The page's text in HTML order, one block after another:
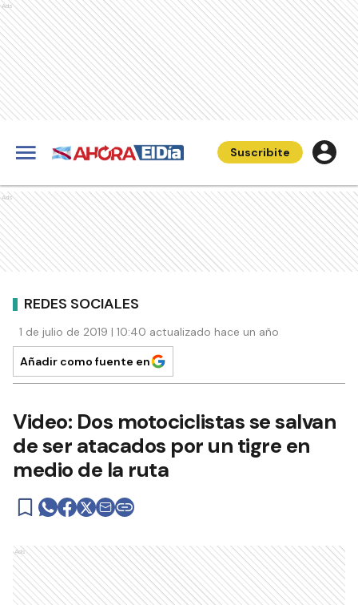
Ads
Suscribite
Ads
REDES SOCIALES
1 de julio de 2019 | 10:40 actualizado hace un año
Añadir como fuente en
Video: Dos motociclistas se salvan
de ser atacados por un tigre en
medio de la ruta
Ads